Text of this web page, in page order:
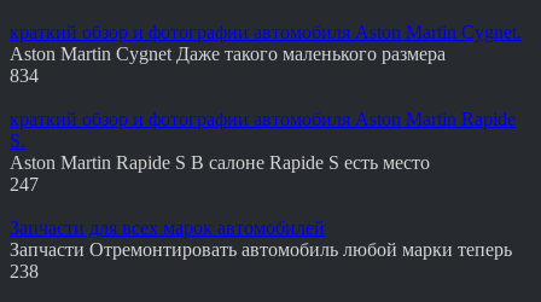
краткий обзор и фотографии автомобиля Aston Martin Cygnet.
Aston Martin Cygnet Даже такого маленького размера
834
краткий обзор и фотографии автомобиля Aston Martin Rapide
S.
Aston Martin Rapide S В салоне Rapide S есть место
247
Запчасти для всех марок автомобилей
Запчасти Отремонтировать автомобиль любой марки теперь
238